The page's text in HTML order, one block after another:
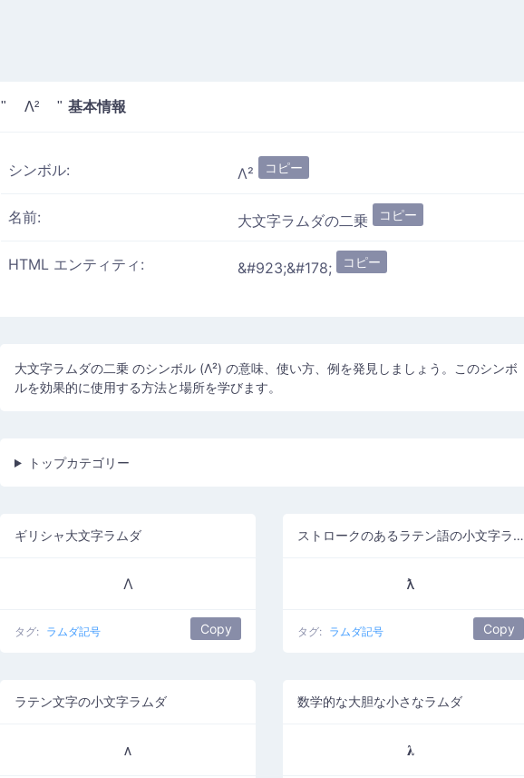
" Λ² " 基本情報
シンボル: Λ² コピー
名前: 大文字ラムダの二乗 コピー
HTML エンティティ: &#923;&#178; コピー
大文字ラムダの二乗 のシンボル (Λ²) の意味、使い方、例を発見しましょう。このシンボ
ルを効果的に使用する方法と場所を学びます。
トップカテゴリー
ギリシャ大文字ラムダ
Λ
タグ: ラムダ記号 Copy
ストロークのあるラテン語の小文字ラムダ
ƛ
タグ: ラムダ記号 Copy
ラテン文字の小文字ラムダ
ᴧ
数学的な大胆な小さなラムダ
𝛌